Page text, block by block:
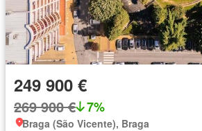
249 900 €
269 900 € 7%
Braga (São Vicente), Braga